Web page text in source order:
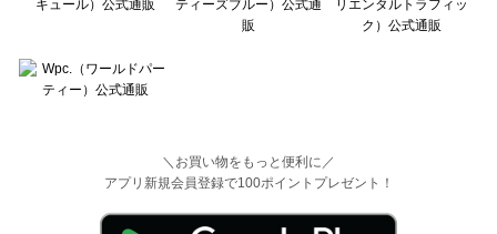
＼お買い物をもっと便利に／
アプリ新規会員登録で100ポイントプレゼント！